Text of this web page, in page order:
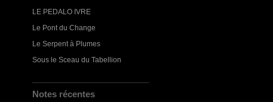
LE PEDALO IVRE
Le Pont du Change
Le Serpent à Plumes
Sous le Sceau du Tabellion
Notes récentes